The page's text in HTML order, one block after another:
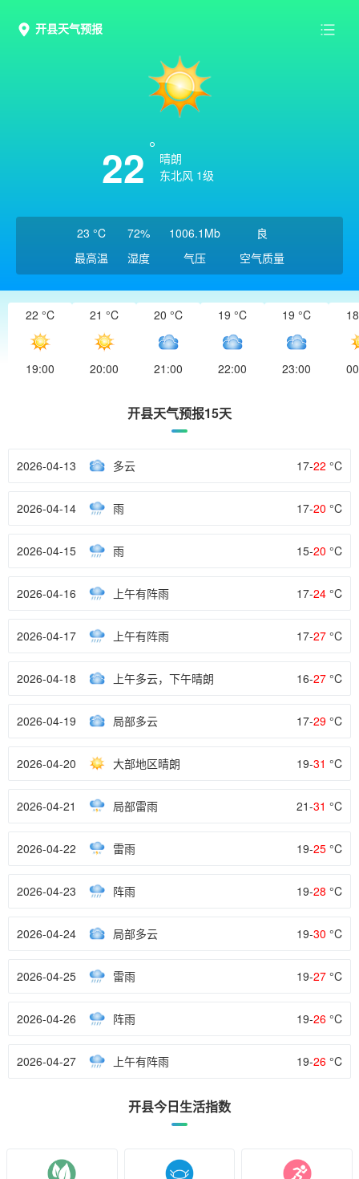
开县天气预报
22
晴朗
东北风 1级
23 °C
最高温
72%
湿度
1006.1Mb
气压
良
空气质量
22 °C
19:00
21 °C
20:00
20 °C
21:00
19 °C
22:00
19 °C
23:00
开县天气预报15天
2026-04-13 多云 17-22 °C
2026-04-14 雨 17-20 °C
2026-04-15 雨 15-20 °C
2026-04-16 上午有阵雨 17-24 °C
2026-04-17 上午有阵雨 17-27 °C
2026-04-18 上午多云，下午晴朗 16-27 °C
2026-04-19 局部多云 17-29 °C
2026-04-20 大部地区晴朗 19-31 °C
2026-04-21 局部雷雨 21-31 °C
2026-04-22 雷雨 19-25 °C
2026-04-23 阵雨 19-28 °C
2026-04-24 局部多云 19-30 °C
2026-04-25 雷雨 19-27 °C
2026-04-26 阵雨 19-26 °C
2026-04-27 上午有阵雨 19-26 °C
开县今日生活指数